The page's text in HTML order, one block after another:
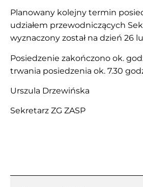
Planowany kolejny termin
udziałem przewodniczących
wyznaczony został na dzień 26
Posiedzenie zakończono ok.
trwania posiedzenia ok. 7.30
Urszula Drzewińska
Sekretarz ZG ZASP